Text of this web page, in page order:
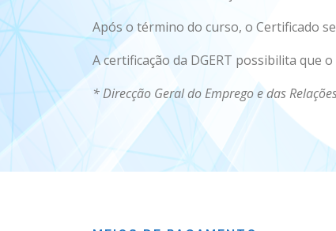
Após o término do curso, o Certificado
A certificação da DGERT possibilita que
* Direcção Geral do Emprego e das